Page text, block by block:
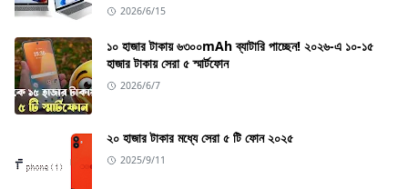
2026/6/15
১০ হাজার টাকায় ৬৩০০mAh ব্যাটারি পাচ্ছেন! ২০২৬-এ ১০-১৫
হাজার টাকায় সেরা ৫ স্মার্টফোন
2026/6/7
২০ হাজার টাকার মধ্যে সেরা ৫ টি ফোন ২০২৫
2025/9/11